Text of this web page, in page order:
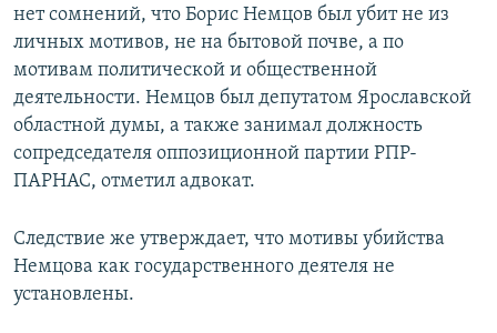
нет сомнений, что Борис Немцов был убит не из
личных мотивов, не на бытовой почве, а по
мотивам политической и общественной
деятельности. Немцов был депутатом Ярославской
областной думы, а также занимал должность
сопредседателя оппозиционной партии РПР-
ПАРНАС, отметил адвокат.
Следствие же утверждает, что мотивы убийства
Немцова как государственного деятеля не
установлены.